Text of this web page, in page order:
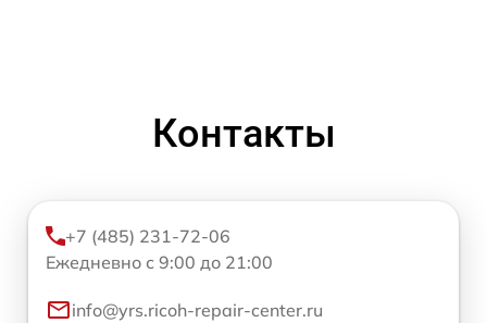
Контакты
+7 (485) 231-72-06
Ежедневно с 9:00 до 21:00
info@yrs.ricoh-repair-center.ru